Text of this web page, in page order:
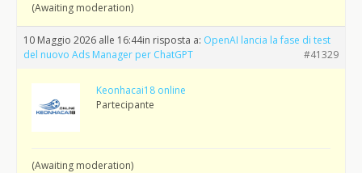
(Awaiting moderation)
10 Maggio 2026 alle 16:44in risposta a: OpenAI lancia la fase di test
del nuovo Ads Manager per ChatGPT
#41329
Keonhacai18 online
Partecipante
(Awaiting moderation)